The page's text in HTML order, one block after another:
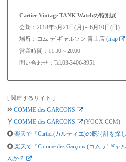
Cartier Vintage TANK Watchの特別展
会期：2018年5月21日(月)～6月10日(日)
場所：コム デ ギャルソン 青山店 (map
営業時間：11:00～20:00
問い合わせ：Tel.03-3406-3951
[ 関連するサイト ]
COMME des GARCONS
COMME des GARCONS
(YOOX.COM)
楽天で『Cartier(カルティエ)の腕時計を探
楽天で『Comme des Garçons (コム デ ギ
んか？